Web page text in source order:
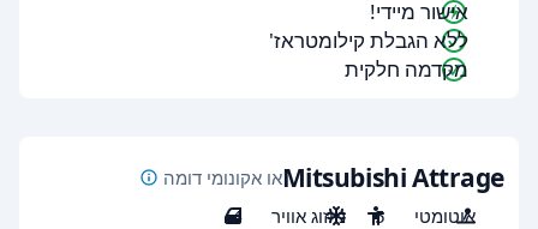
אישור מיידי!
ללא הגבלת קילומטראז'
מקדמה חלקית
Mitsubishi Attrageאו אקונומי דומה
אוטומטי
5 מיזוג אוויר 4